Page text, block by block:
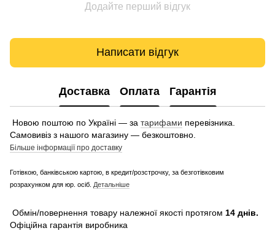
Додайте перший відгук
Написати відгук
Доставка Оплата Гарантія
Новою поштою по Україні — за тарифами перевізника.
Самовивіз з нашого магазину — безкоштовно.
Більше інформації про доставку
Готівкою, банківською картою, в кредит/розстрочку, за безготівковим
розрахунком для юр. осіб. Детальніше
Обмін/повернення товару належної якості протягом 14 днів.
Офіційна гарантія виробника